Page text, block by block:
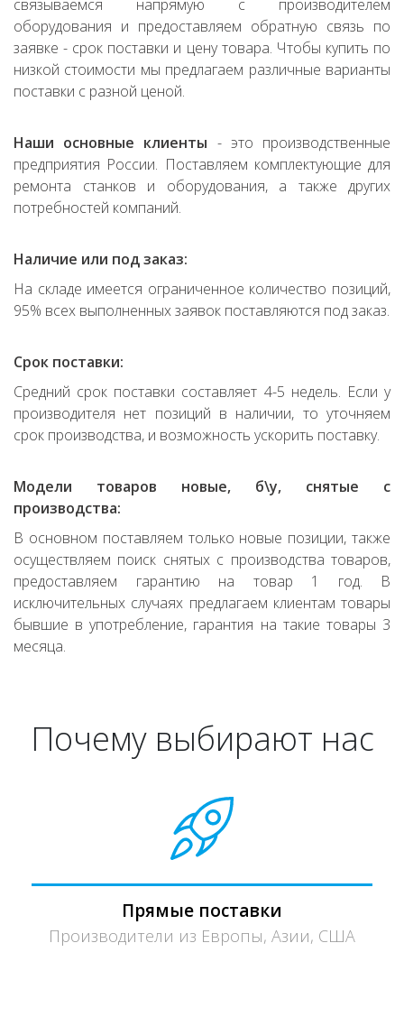
связываемся напрямую с производителем
оборудования и предоставляем обратную связь по
заявке - срок поставки и цену товара. Чтобы купить по
низкой стоимости мы предлагаем различные варианты
поставки с разной ценой.
Наши основные клиенты - это производственные
предприятия России. Поставляем комплектующие для
ремонта станков и оборудования, а также других
потребностей компаний.
Наличие или под заказ:
На складе имеется ограниченное количество позиций,
95% всех выполненных заявок поставляются под заказ.
Срок поставки:
Средний срок поставки составляет 4-5 недель. Если у
производителя нет позиций в наличии, то уточняем
срок производства, и возможность ускорить поставку.
Модели товаров новые, б\у, снятые с
производства:
В основном поставляем только новые позиции, также
осуществляем поиск снятых с производства товаров,
предоставляем гарантию на товар 1 год. В
исключительных случаях предлагаем клиентам товары
бывшие в употребление, гарантия на такие товары 3
месяца.
Почему выбирают нас
Прямые поставки
Производители из Европы, Азии, США